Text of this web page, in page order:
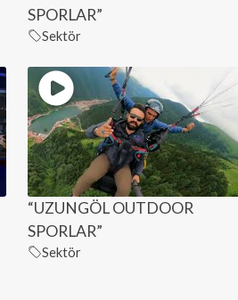
SPORLAR”
Sektör
“UZUNGÖL OUTDOOR
SPORLAR”
Sektör